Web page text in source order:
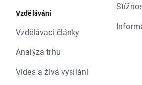
Vzdělávání
Vzdělávací články
Analýza trhu
Videa a živá vysílání